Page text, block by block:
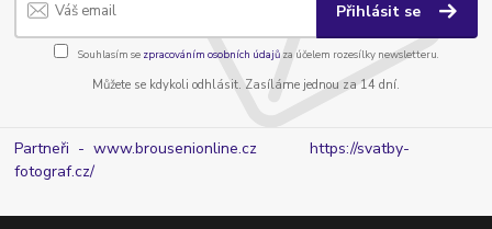
Přihlásit se
Souhlasím se zpracováním osobních údajůza účelem rozesílky newsletteru.
Můžete se kdykoli odhlásit. Zasíláme jednou za 14 dní.
Partneři - www.brousenionline.czhttps://svatby-
fotograf.cz/